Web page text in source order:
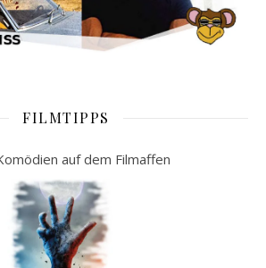
FILMTIPPS
auf dem Filmaffen